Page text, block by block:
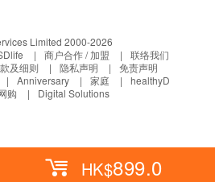
HK$899.0
Limited 2000-2026
商户合作 / 加盟
联络我们
及细则 隐私声明
免责声明
Anniversary 家庭
healthyD
购
Digital Solutions